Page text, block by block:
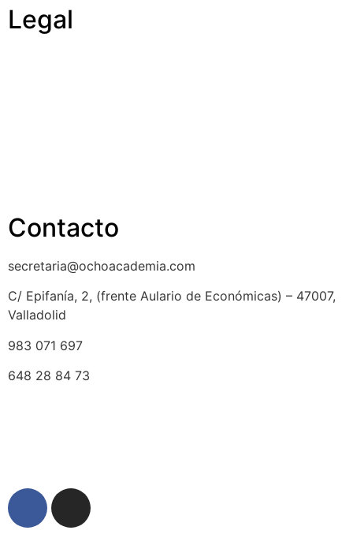
Legal
Contacto
secretaria@ochoacademia.com
C/ Epifanía, 2, (frente Aulario de Económicas) – 47007,
Valladolid
983 071 697
648 28 84 73